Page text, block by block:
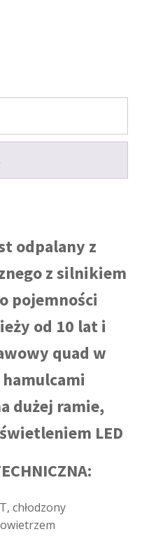
odpalany z
z silnikiem
pojemności
od 10 lat i
quad w
hamulcami
dużej ramie,
LED
chłodzony